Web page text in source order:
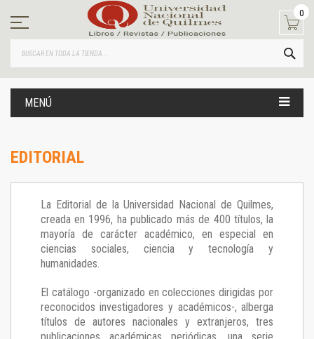
contenido
0
MENÚ
EDITORIAL
La Editorial de la Universidad Nacional de Quilmes,
creada en 1996, ha publicado más de 400 títulos, la
mayoría de carácter académico, en especial en
ciencias sociales, ciencia y tecnología y
humanidades.
El catálogo -organizado en colecciones dirigidas por
reconocidos investigadores y académicos-, alberga
títulos de autores nacionales y extranjeros, tres